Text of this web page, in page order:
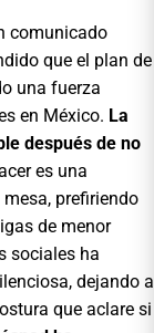
comunicado
que el plan de
una fuerza
en México. La
después de no
es una
prefiriendo
de menor
sociales ha
dejando a
que aclare si